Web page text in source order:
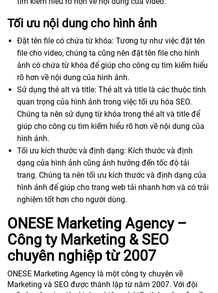
Tối ưu nội dung cho hình ảnh
Đặt tên file có chứa từ khóa: Tương tự như việc đặt tên
file cho video, chúng ta cũng nên đặt tên file cho hình
ảnh có chứa từ khóa để giúp cho công cụ tìm kiếm hiểu
rõ hơn về nội dung của hình ảnh.
Sử dụng thẻ alt và title: Thẻ alt và title là các thuộc tính
quan trọng của hình ảnh trong việc tối ưu hóa SEO.
Chúng ta nên sử dụng từ khóa trong thẻ alt và title để
giúp cho công cụ tìm kiếm hiểu rõ hơn về nội dung của
hình ảnh.
Tối ưu kích thước và định dạng: Kích thước và định
dạng của hình ảnh cũng ảnh hưởng đến tốc độ tải
trang. Chúng ta nên tối ưu kích thước và định dạng của
hình ảnh để giúp cho trang web tải nhanh hơn và có trải
nghiệm tốt hơn cho người dùng.
ONESE Marketing Agency –
Công ty Marketing & SEO
chuyên nghiệp từ 2007
ONESE Marketing Agency là một công ty chuyên về
Marketing và SEO được thành lập từ năm 2007. Với đội